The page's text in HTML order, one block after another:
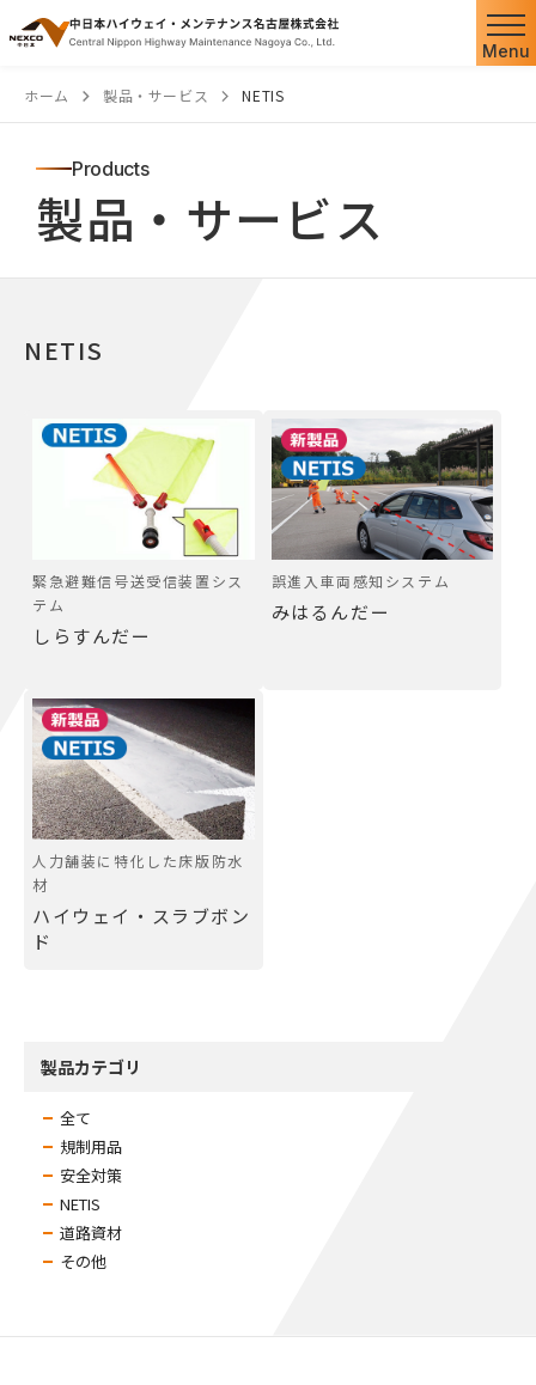
Menu
ホーム 製品・サービス NETIS
Products
製品・サービス
NETIS
緊急避難信号送受信装置シス
テム
しらすんだー
誤進入車両感知システム
みはるんだー
人力舗装に特化した床版防水
材
ハイウェイ・スラブボン
ド
製品カテゴリ
全て
規制用品
安全対策
NETIS
道路資材
その他